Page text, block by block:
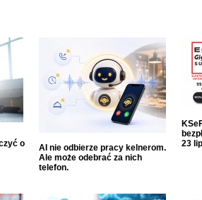
o
AI nie odbierze pracy kelnerom.
Ale może odebrać za nich
telefon.
23